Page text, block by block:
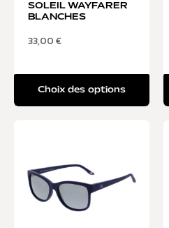
SOLEIL WAYFARER
BLANCHES
33,00€
Choix des options